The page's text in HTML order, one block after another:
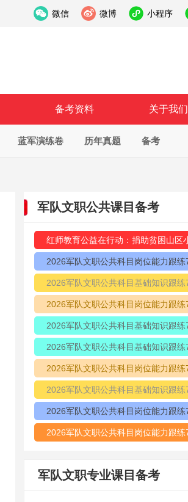
微信 微博 小程序
备考资料 关于我们
蓝军演练卷 历年真题 备考
军队文职公共课目备考
2026军队文职公共科目岗位能力跟练
2026军队文职公共科目基础知识跟练
2026军队文职公共科目岗位能力跟练
2026军队文职公共科目基础知识跟练
2026军队文职公共科目基础知识跟练
2026军队文职公共科目岗位能力跟练
2026军队文职公共科目基础知识跟练
2026军队文职公共科目岗位能力跟练
2026军队文职公共科目岗位能力跟练
军队文职专业课目备考